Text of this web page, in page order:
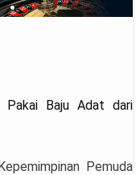
Pakai Baju Adat dari
Pemuda